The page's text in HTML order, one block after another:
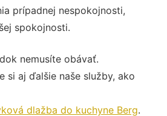
prípadnej nespokojnosti,
spokojnosti.
nemusíte obávať.
si aj ďalšie naše služby, ako
dlažba do kuchyne Berg.